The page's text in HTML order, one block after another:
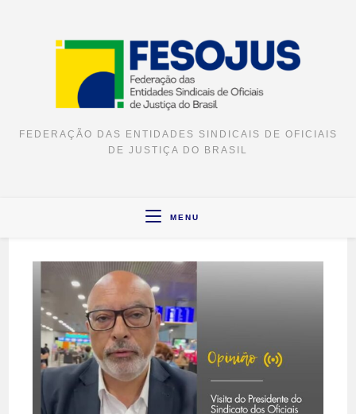
FEDERAÇÃO DAS ENTIDADES SINDICAIS DE OFICIAIS
DE JUSTIÇA DO BRASIL
MENU